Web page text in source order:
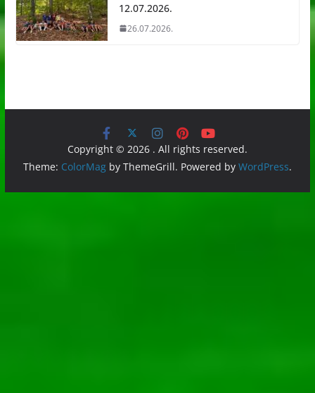
12.07.2026.
26.07.2026.
Copyright © 2026 . All rights reserved.
Theme: ColorMagby ThemeGrill. Powered by WordPress.